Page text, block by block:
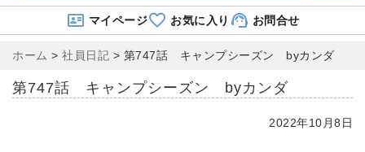
マイページ お気に入り お問合せ
ホーム > 社員日記 > 第747話 キャンプシーズン byカンダ
第747話 キャンプシーズン byカンダ
2022年10月8日